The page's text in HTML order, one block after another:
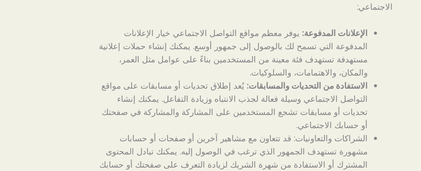
الاجتماعي:
الإعلانات المدفوعة: يوفر معظم مواقع التواصل الاجتماعي خيار الإعلانات
المدفوعة التي تسمح لك بالوصول إلى جمهور أوسع. يمكنك إنشاء حملات إعلانية
مستهدفة تستهدف فئة معينة من المستخدمين بناءً على عوامل مثل العمر،
والمكان، والاهتمامات، والسلوكيات.
الاستفادة من التحديات والمسابقات: يُعد إطلاق تحديات أو مسابقات على مواقع
التواصل الاجتماعي وسيلة فعالة لجذب الانتباه وزيادة التفاعل. يمكنك إنشاء
تحديات أو مسابقات تشجع المستخدمين على المشاركة والمشاركة في صفحتك
أو حسابك الاجتماعي.
الشراكات والتعاونيات: قد تتعاون مع مشاهير آخرين أو صفحات أو حسابات
مشهورة تستهدف الجمهور الذي ترغب في الوصول إليه. يمكنك تبادل المحتوى
المشترك أو الاستفادة من شهرة الشريك لزيادة التعرف على صفحتك أو حسابك